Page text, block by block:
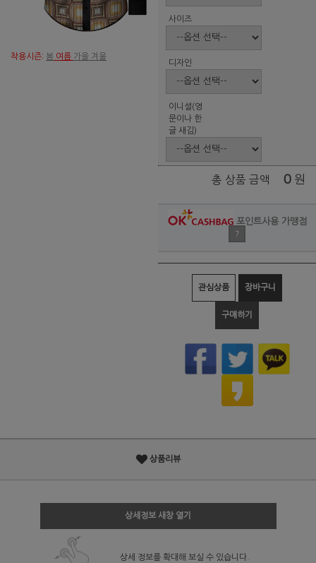
착용시즌: 봄 여름 가을 겨울
사이즈
디자인
이니셜(영
문이나 한
글 새김)
총 상품 금액 0 원
포인트사용 가맹점
?
관심상품 장바구니
구매하기
상품리뷰
상세정보 새창 열기
상세 정보를 확대해 보실 수 있습니다.